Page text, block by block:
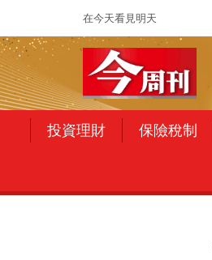
在今天看見明天
投資理財 保險稅制